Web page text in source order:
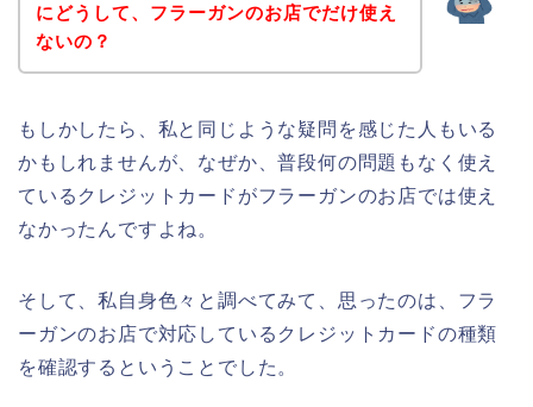
にどうして、フラーガンのお店でだけ使え
ないの？
もしかしたら、私と同じような疑問を感じた人もいる
かもしれませんが、なぜか、普段何の問題もなく使え
ているクレジットカードがフラーガンのお店では使え
なかったんですよね。
そして、私自身色々と調べてみて、思ったのは、フラ
ーガンのお店で対応しているクレジットカードの種類
を確認するということでした。